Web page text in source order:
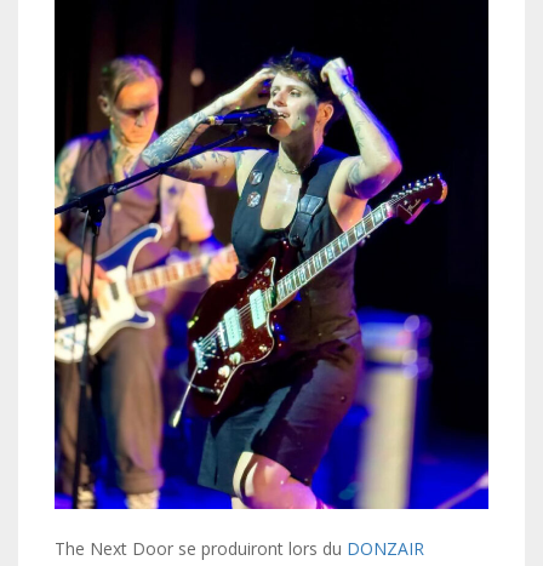
The Next Door se produiront lors du DONZAIR